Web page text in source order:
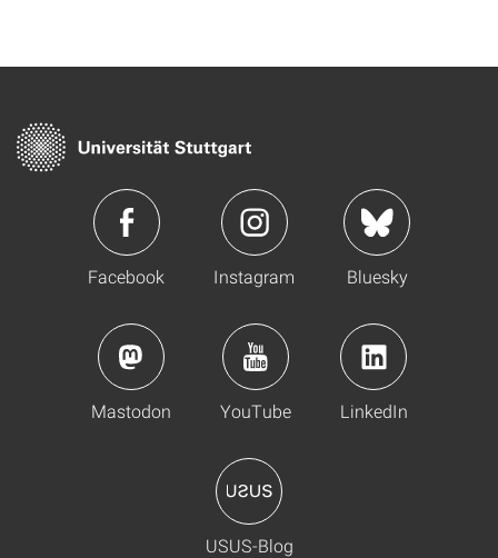
Facebook Instagram Bluesky
Mastodon YouTube LinkedIn
USUS-Blog